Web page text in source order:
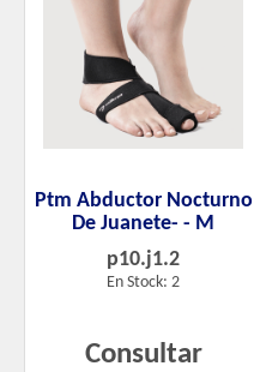
Ptm Abductor Nocturno
De Juanete- - M
p10.j1.2
En Stock: 2
Consultar